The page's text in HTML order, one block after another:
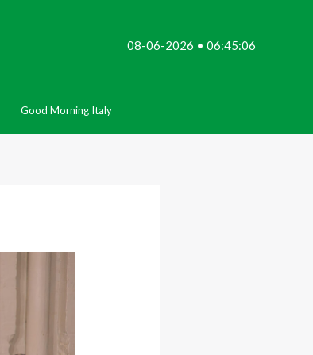
08-06-2026 • 06:45:06
Good Morning Italy